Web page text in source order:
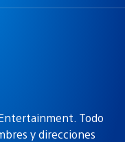
Todo
y direcciones